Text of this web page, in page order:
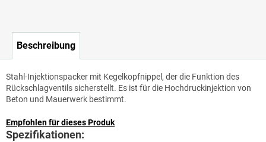
Beschreibung
Stahl-Injektionspacker mit Kegelkopfnippel, der die Funktion des
Rückschlagventils sicherstellt. Es ist für die Hochdruckinjektion von
Beton und Mauerwerk bestimmt.
Empfohlen für dieses Produk
Spezifikationen: